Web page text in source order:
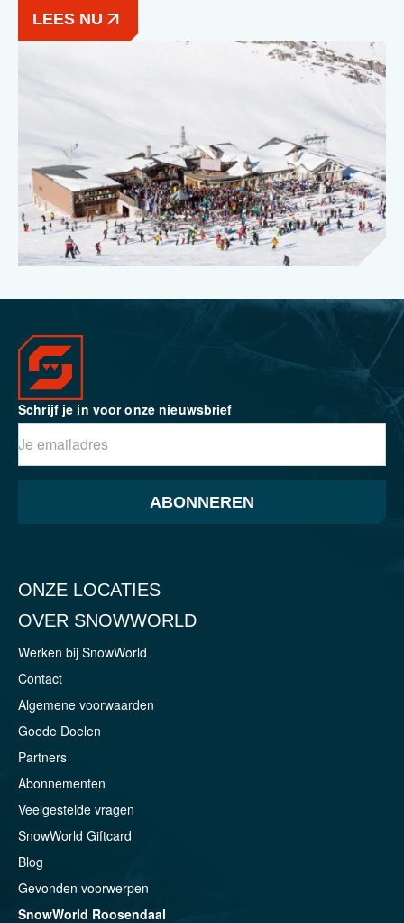
LEES NU
Schrijf je in voor onze nieuwsbrief
ABONNEREN
ONZE LOCATIES
OVER SNOWWORLD
Werken bij SnowWorld
Contact
Algemene voorwaarden
Goede Doelen
Partners
Abonnementen
Veelgestelde vragen
SnowWorld Giftcard
Blog
Gevonden voorwerpen
SnowWorld Roosendaal